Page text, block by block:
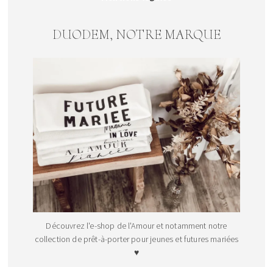
DUODEM, NOTRE MARQUE
Découvrez l'e-shop de l'Amour et notamment notre
collection de prêt-à-porter pour jeunes et futures mariées
♥